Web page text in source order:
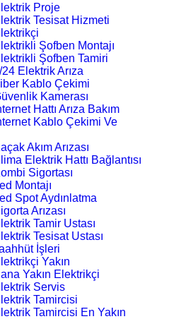
Proje
Tesisat Hizmeti
Şofben Montajı
Şofben Tamiri
Elektrik Arıza
Kablo Çekimi
Kamerası
Hattı Arıza Bakım
Kablo Çekimi Ve
Akım Arızası
Elektrik Hattı Bağlantısı
Sigortası
Montajı
Spot Aydınlatma
Arızası
Tamir Ustası
Tesisat Ustası
İşleri
Yakın
Yakın Elektrikçi
Servis
Tamircisi
Tamircisi En Yakın